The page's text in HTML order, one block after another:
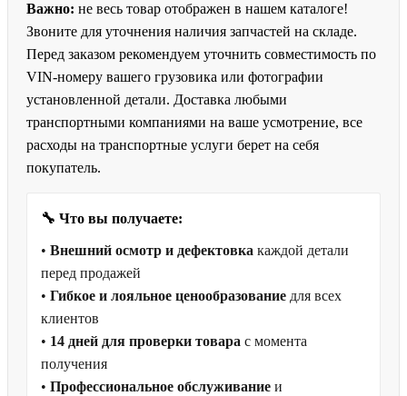
Важно: не весь товар отображен в нашем каталоге!
Звоните для уточнения наличия запчастей на складе.
Перед заказом рекомендуем уточнить совместимость по
VIN-номеру вашего грузовика или фотографии
установленной детали. Доставка любыми
транспортными компаниями на ваше усмотрение, все
расходы на транспортные услуги берет на себя
покупатель.
🔧 Что вы получаете:
• Внешний осмотр и дефектовка каждой детали
перед продажей
• Гибкое и лояльное ценообразование для всех
клиентов
• 14 дней для проверки товара с момента
получения
• Профессиональное обслуживание и